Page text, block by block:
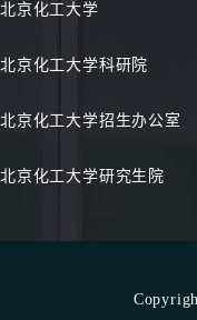
北京化工大学
北京化工大学科研院
北京化工大学招生办公室
北京化工大学研究生院